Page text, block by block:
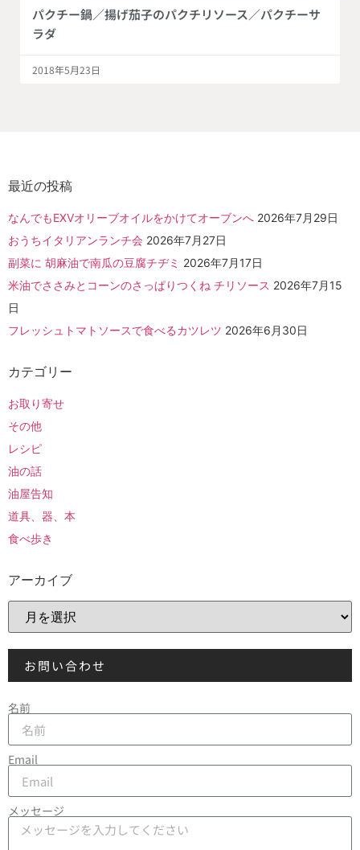
パクチー鍋／揚げ茄子のパクチリソース／パクチーサ
ラダ
2018年5月23日
最近の投稿
なんでもEXVオリーブオイルをかけてオーブンへ 2026年7月29日
おうちイタリアンランチ会 2026年7月27日
副菜に 胡麻油で南瓜の豆腐チヂミ 2026年7月17日
米油でささみとコーンのさっぱりつくね チリソース 2026年7月15
日
フレッシュトマトソースで食べるカツレツ 2026年6月30日
カテゴリー
お取り寄せ
その他
レシピ
油の話
油屋告知
道具、器、本
食べ歩き
アーカイブ
お問い合わせ
名前
Email
メッセージ